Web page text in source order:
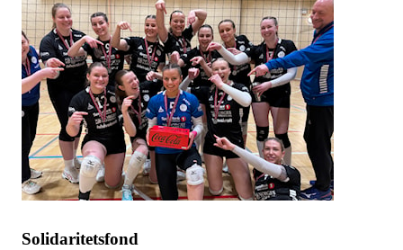
Solidaritetsfond